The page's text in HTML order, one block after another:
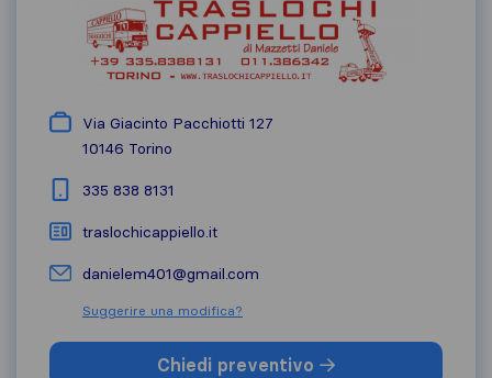
Via Giacinto Pacchiotti 127
10146 Torino
335 838 8131
traslochicappiello.it
danielem401@gmail.com
Suggerire una modifica?
Chiedi preventivo